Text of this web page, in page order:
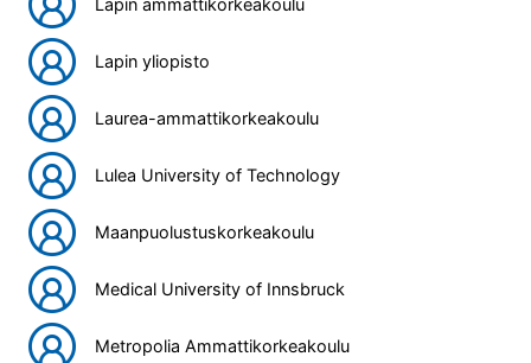
Lapin ammattikorkeakoulu
Lapin yliopisto
Laurea-ammattikorkeakoulu
Lulea University of Technology
Maanpuolustuskorkeakoulu
Medical University of Innsbruck
Metropolia Ammattikorkeakoulu